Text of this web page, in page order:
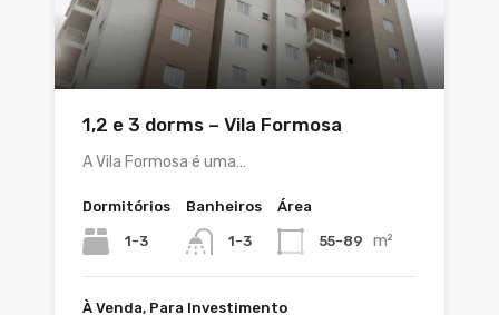
1,2 e 3 dorms – Vila Formosa
A Vila Formosa é uma…
Dormitórios
1-3
Banheiros
1-3
Área
55-89 m²
À Venda, Para Investimento